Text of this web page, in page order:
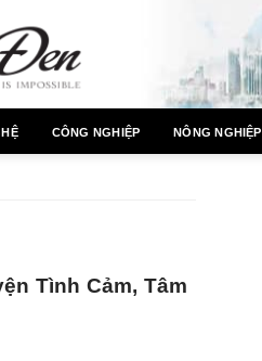
CÔNG NGHIỆP NÔNG NGHIỆP
Tình Cảm, Tâm